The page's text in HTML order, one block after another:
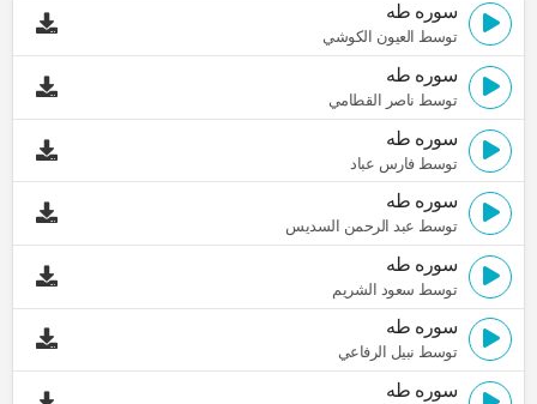
سوره طه
توسط العيون الكوشي
سوره طه
توسط ناصر القطامي
سوره طه
توسط فارس عباد
سوره طه
توسط عبد الرحمن السديس
سوره طه
توسط سعود الشريم
سوره طه
توسط نبيل الرفاعي
سوره طه